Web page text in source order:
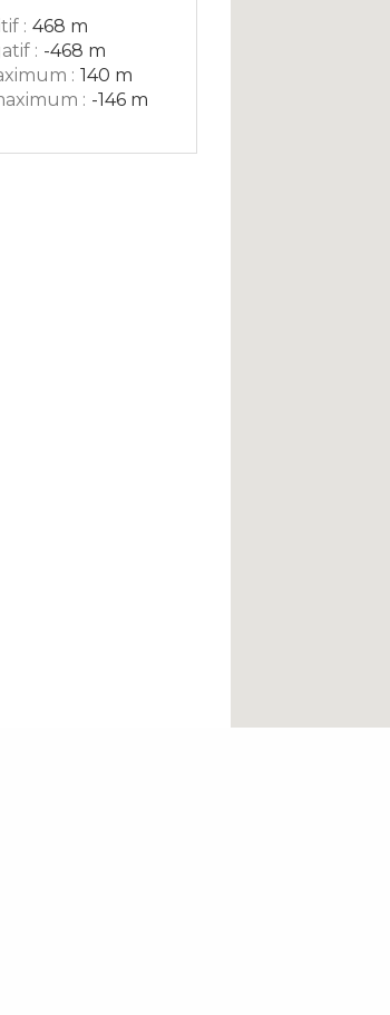
: 468 m
: -468 m
: 140 m
: -146 m